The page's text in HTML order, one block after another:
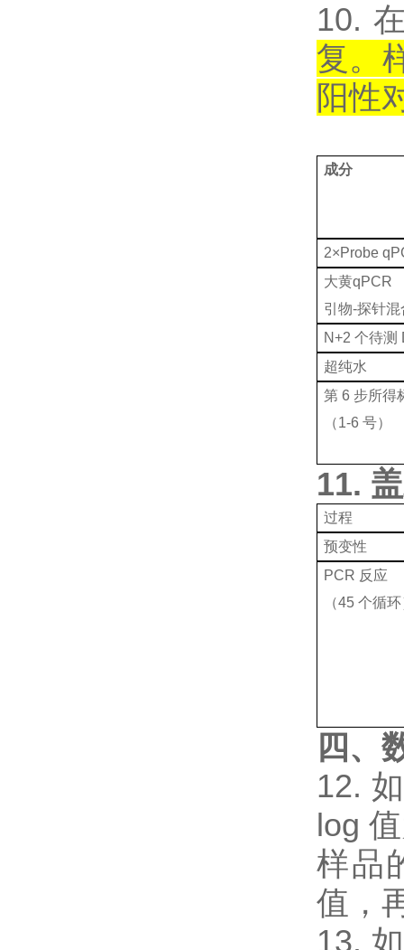
10.
复。
阳性
成分
2×Probe
大黄qPCR
引物-探针混
N+2 个待测
超纯水
第 6 步所得
（1-6 号）
11.
过程
预变性
PCR 反应
（45 个循
四、
12.
log
样品
值，
13.